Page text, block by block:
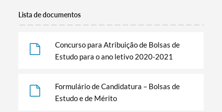
Lista de documentos
Concurso para Atribuição de Bolsas de
Estudo para o ano letivo 2020-2021
Formulário de Candidatura – Bolsas de
Estudo e de Mérito